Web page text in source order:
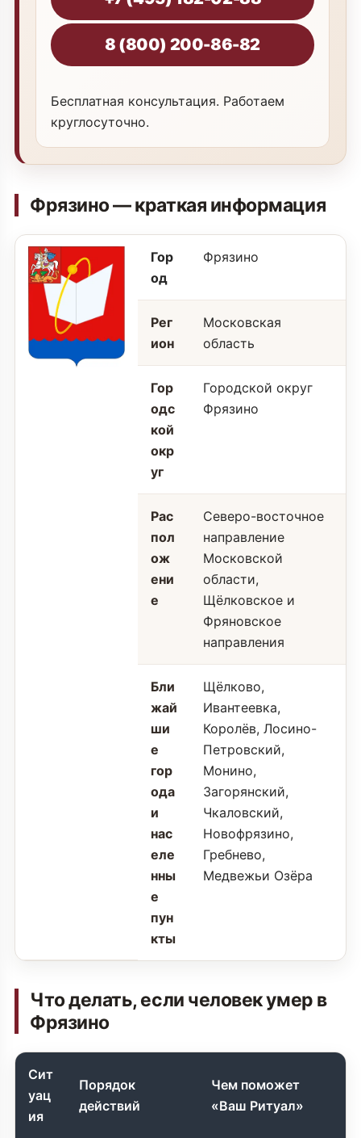
8 (800) 200-86-82
Бесплатная консультация. Работаем
круглосуточно.
Фрязино — краткая информация
Гор
од
Фрязино
Рег
ион
Московская
область
Гор
одс
кой
окр
уг
Городской округ
Фрязино
Рас
пол
ож
ени
е
Северо-восточное
направление
Московской
области,
Щёлковское и
Фряновское
направления
Бли
жай
ши
е
гор
ода
и
нас
еле
нны
е
пун
кты
Щёлково,
Ивантеевка,
Королёв, Лосино-
Петровский,
Монино,
Загорянский,
Чкаловский,
Новофрязино,
Гребнево,
Медвежьи Озёра
Что делать, если человек умер в
Фрязино
Сит
уац
ия
Порядок
действий
Чем поможет
«Ваш Ритуал»